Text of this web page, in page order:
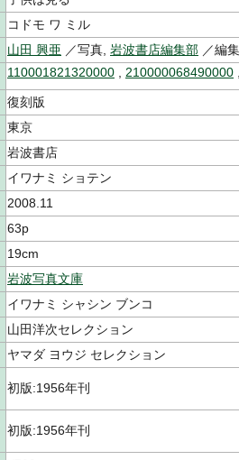
コドモ ワ ミル
山田 興亜 ／写真, 岩波書店編集部 ／編
110001821320000 210000068490000
復刻版
東京
岩波書店
イワナミ ショテン
2008.11
63p
19cm
岩波写真文庫
イワナミ シャシン ブンコ
山田洋次セレクション
ヤマダ ヨウジ セレクション
初版:1956年刊
初版:1956年刊